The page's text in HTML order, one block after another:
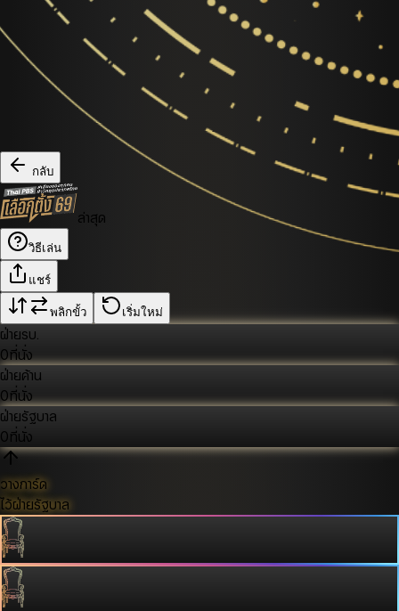
กลับ
ล่าสุด
วิธีเล่น
แชร์
พลิกขั้ว เริ่มใหม่
ฝ่ายรบ.
0ที่นั่ง
ฝ่ายค้าน
0ที่นั่ง
ฝ่ายรัฐบาล
0ที่นั่ง
วางการ์ด
ไว้ฝ่ายรัฐบาล